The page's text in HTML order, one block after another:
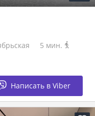
5 мин.
Написать в Viber